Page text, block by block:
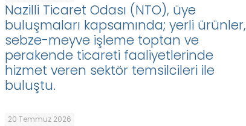
Nazilli Ticaret Odası (NTO), üye
buluşmaları kapsamında; yerli ürünler,
sebze-meyve işleme toptan ve
perakende ticareti faaliyetlerinde
hizmet veren sektör temsilcileri ile
buluştu.
20 Temmuz 2026